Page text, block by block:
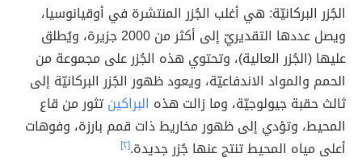
الجُزر البركانيّة: هي أغلب الجُزر المنتشرة في أوقيانوسيا،
ويصل عددها التقديريّ إلى أكثر من 2000 جزيرة، ويُطلق
عليها (الجُزر العالية)، وتحتوي هذه الجُزر على مجموعة من
الحمم والمواد الاندفاعيّة، ويعود ظهور الجُزر البركانيّة إلى
ثالث حقبة جيولوجيّة، وما زالت هذه البراكينتثور من قاع
المحيط، وتؤدي إلى ظهور مخاريط ذات قمم بارزة، وفوهات
أعلى مياه المحيط تنتج عنها جُزر جديدة.[٢]